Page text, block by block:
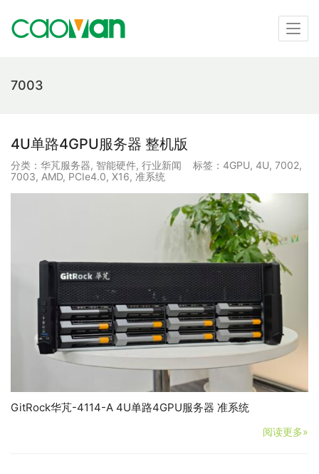
7003
4U单路4GPU服务器 整机版
分类： 华芃服务器, 智能硬件, 行业新闻 标签： 4GPU, 4U, 7002,
7003, AMD, PCIe4.0, X16, 准系统
GitRock华芃-4114-A 4U单路4GPU服务器 准系统
阅读更多»